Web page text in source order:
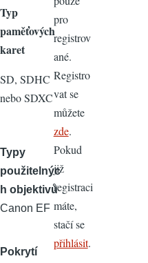
Typ
paměťových
karet
SD, SDHC
nebo SDXC
Typy
použitelnýc
h objektivů
Canon EF
Pokrytí
pro
registrov
ané.
Registro
vat se
můžete
zde.
Pokud
již
registraci
máte,
stačí se
přihlásit.